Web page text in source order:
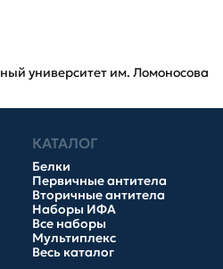
университет им. Ломоносова
КАТАЛОГ
Белки
Первичные антитела
Вторичные антитела
Наборы ИФА
Все наборы
Мультиплекс
Весь каталог